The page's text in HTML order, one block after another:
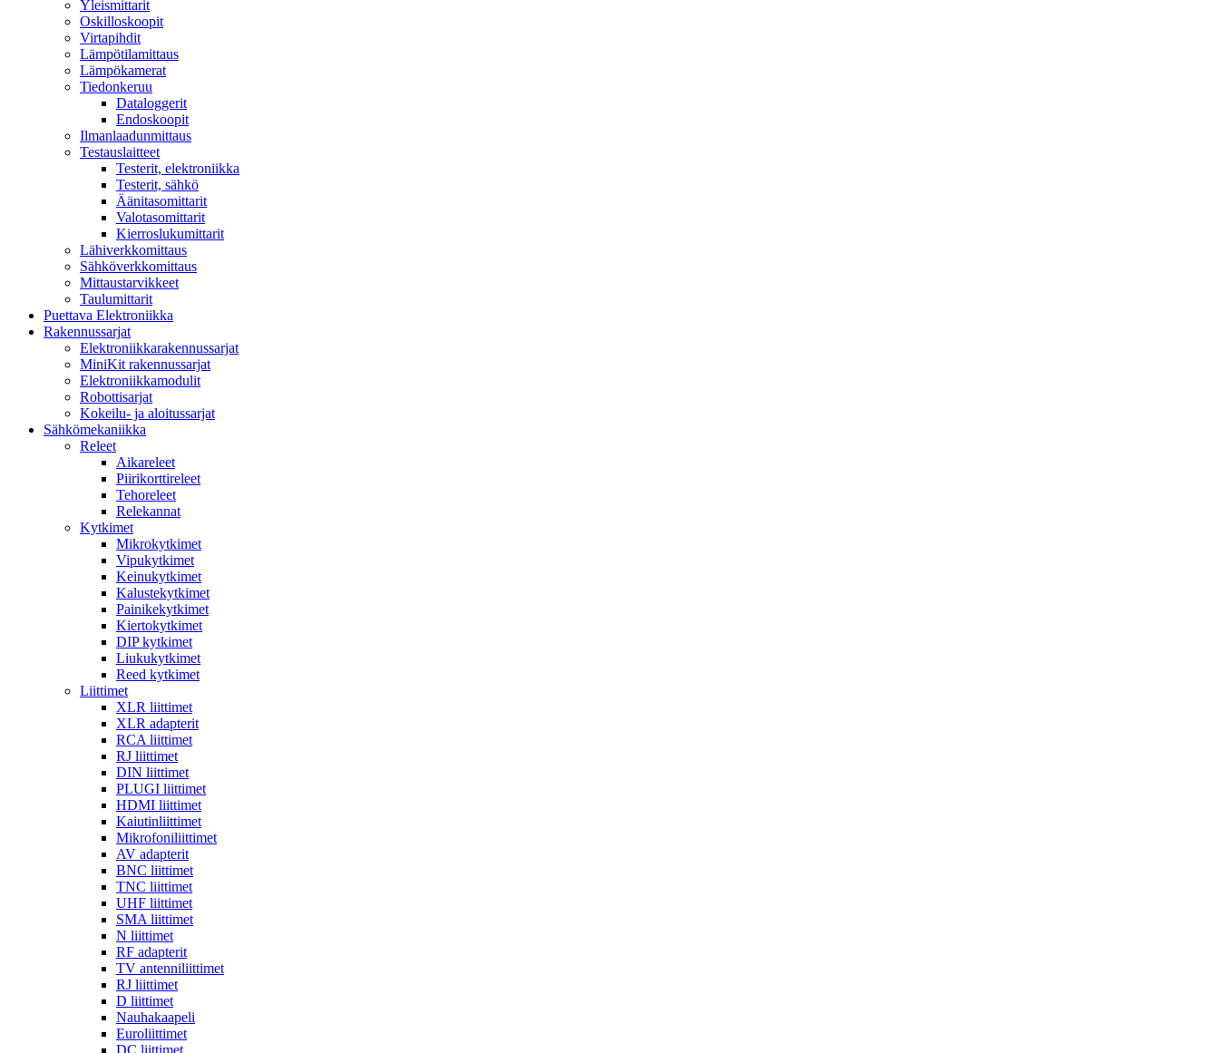
Yleismittarit
Oskilloskoopit
Virtapihdit
Lämpötilamittaus
Lämpökamerat
Tiedonkeruu
Dataloggerit
Endoskoopit
Ilmanlaadunmittaus
Testauslaitteet
Testerit, elektroniikka
Testerit, sähkö
Äänitasomittarit
Valotasomittarit
Kierroslukumittarit
Lähiverkkomittaus
Sähköverkkomittaus
Mittaustarvikkeet
Taulumittarit
Puettava Elektroniikka
Rakennussarjat
Elektroniikkarakennussarjat
MiniKit rakennussarjat
Elektroniikkamodulit
Robottisarjat
Kokeilu- ja aloitussarjat
Sähkömekaniikka
Releet
Aikareleet
Piirikorttireleet
Tehoreleet
Relekannat
Kytkimet
Mikrokytkimet
Vipukytkimet
Keinukytkimet
Kalustekytkimet
Painikekytkimet
Kiertokytkimet
DIP kytkimet
Liukukytkimet
Reed kytkimet
Liittimet
XLR liittimet
XLR adapterit
RCA liittimet
RJ liittimet
DIN liittimet
PLUGI liittimet
HDMI liittimet
Kaiutinliittimet
Mikrofoniliittimet
AV adapterit
BNC liittimet
TNC liittimet
UHF liittimet
SMA liittimet
N liittimet
RF adapterit
TV antenniliittimet
RJ liittimet
D liittimet
Nauhakaapeli
Euroliittimet
DC liittimet